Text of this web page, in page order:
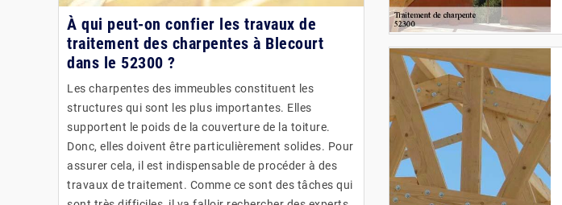
À qui peut-on confier les travaux de
traitement des charpentes à Blecourt
dans le 52300 ?
Les charpentes des immeubles constituent les
structures qui sont les plus importantes. Elles
supportent le poids de la couverture de la toiture.
Donc, elles doivent être particulièrement solides. Pour
assurer cela, il est indispensable de procéder à des
travaux de traitement. Comme ce sont des tâches qui